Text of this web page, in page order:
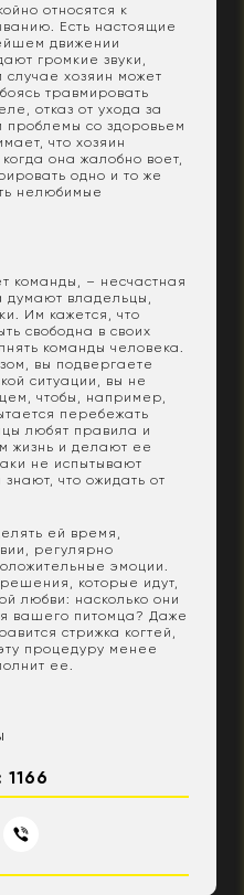
относятся к
Есть настоящие
движении
громкие звуки,
хозяин может
травмировать
отказ от ухода за
проблемы со здоровьем
что хозяин
она жалобно воет,
одно и то же
нелюбимые
команды, – несчастная
думают владельцы,
Им кажется, что
свободна в своих
команды человека.
вы подвергаете
ситуации, вы не
чтобы, например,
перебежать
любят правила и
жизнь и делают ее
не испытывают
что ожидать от
ей время,
регулярно
эмоции.
которые идут,
любви: насколько они
вашего питомца? Даже
стрижка когтей,
процедуру менее
ее.